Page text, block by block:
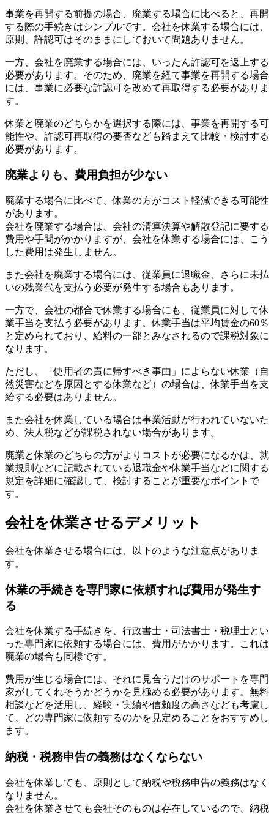
事業を再開する前提の場合、廃業する場合に比べると、再開
する際の手続きはシンプルです。会社を休業する場合には、
原則、許認可はそのままにしておいて問題ありません。
一方、会社を廃業する場合には、いったん許認可を返上する
必要があります。そのため、廃業を経て事業を再開する場合
には、事業に必要な許認可を改めて再取得する必要がありま
す。
休業と廃業のどちらかを選択する際には、事業を再開する可
能性や、許認可再取得の要否なども踏まえて比較・検討する
必要があります。
廃業よりも、費用負担が少ない
廃業する場合に比べて、休業の方がコスト軽減できる可能性
があります。
会社を廃業する場合は、会社の清算決算や解散登記に要する
費用や手間がかかりますが、会社を休業する場合には、こう
した費用は発生しません。
また会社を廃業する場合には、従業員に退職金、さらに未払
いの残業代を支払う必要が発生する場合もあります。
一方で、会社の都合で休業する場合にも、従業員に対して休
業手当を支払う必要があります。休業手当は平均賃金の60％
と定められており、給料の一部とみなされるので課税対象に
なります。
ただし、「使用者の責に帰すべき事由」によらない休業（自
然災害などを原因とする休業など）の場合は、休業手当を支
給する必要はありません。
また会社を休業している場合は事業活動が行われていないた
め、法人税などが課税されない場合があります。
廃業と休業のどちらの方がよりコストが必要になるかは、就
業規則などに記載されている退職金や休業手当などに関する
規定を詳細に確認して、検討することが重要なポイントで
す。
会社を休業させるデメリット
会社を休業させる場合には、以下のような注意点がありま
す。
休業の手続きを専門家に依頼すれば費用が発生す
る
会社を休業する手続きを、行政書士・司法書士・税理士とい
った専門家に依頼する場合には、費用がかかります。これは
廃業の場合も同様です。
費用が生じる場合には、それに見合うだけのサポートを専門
家がしてくれそうかどうかを見極める必要があります。無料
相談などを活用し、経験・実績や信頼度の高さなども考慮し
て、どの専門家に依頼するのかを見定めることをおすすめし
ます。
納税・税務申告の義務はなくならない
会社を休業しても、原則として納税や税務申告の義務はなく
なりません。
会社を休業させても会社そのものは存在しているので、納税